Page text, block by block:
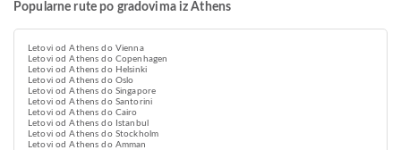
Popularne rute po gradovima iz Athens
Letovi od Athens do Vienna
Letovi od Athens do Copenhagen
Letovi od Athens do Helsinki
Letovi od Athens do Oslo
Letovi od Athens do Singapore
Letovi od Athens do Santorini
Letovi od Athens do Cairo
Letovi od Athens do Istanbul
Letovi od Athens do Stockholm
Letovi od Athens do Amman